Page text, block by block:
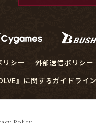
リシー 外部送信ポリシー
』に関するガイドライン